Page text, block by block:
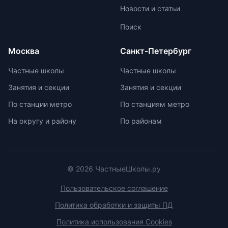
тренировочные сборы,
интенсивные занятия, практикумы,
индивидуальные консультации.
Участие в международных
новый опыт, пройти серьезную
Новости и статьи
Поиск
Москва
Частные школы
Занятия и секции
По станции метро
На округу и району
Санкт-Петербург
Частные школы
Занятия и секции
По станциям метро
По районам
© 2026 ЧастныеШколы.ру
Пользовательское соглашение
Политика обработки и защиты ПД
Политика использования Cookies